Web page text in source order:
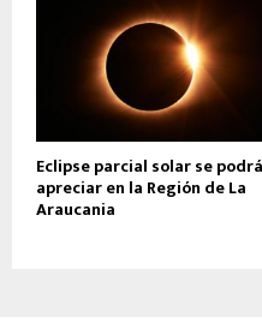
Eclipse parcial solar se podrá
apreciar en la Región de La
Araucania